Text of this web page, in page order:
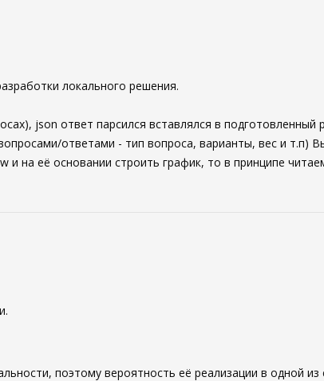
локального решения.
json ответ парсился вставлялся в подготовленный
ответами - тип вопроса, варианты, вес и т.п)
и на её основании строить график, то в принципе
поэтому вероятность её реализации в одной